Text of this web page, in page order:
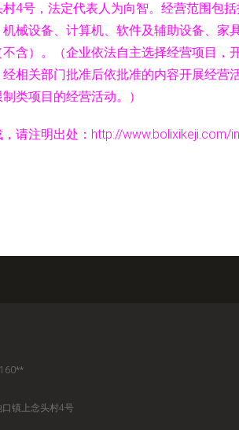
4号，法定代表人为向智。经营范围包
械设备、计算机、软件及辅助设备、家
不含）。（企业依法自主选择经营项目，
经相关部门批准后依批准的内容开展经营
类项目的经营活动。）
请注明出处：http://www.bolixikeji.com/
镇上念头村4号